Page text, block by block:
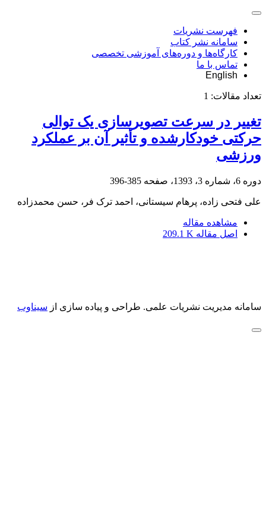
فهرست نشریات
سامانه نشر کتاب
کارگاه‌ها و دوره‌های آموزشی تخصصی
تماس با ما
English
تعداد مقالات: 1
تغییر در سرعت تصویرسازی یک توالی
حرکتی خودکارشده و تأثیر آن بر عملکرد
ورزشی
دوره 6، شماره 3، 1393، صفحه 385-396
علی فتحی زاده، پرهام سیستانی، احمد ترک فر، حسن محمدزاده
مشاهده مقاله
اصل مقاله 209.1 K
سامانه مدیریت نشریات علمی. طراحی و پیاده سازی از سیناوب